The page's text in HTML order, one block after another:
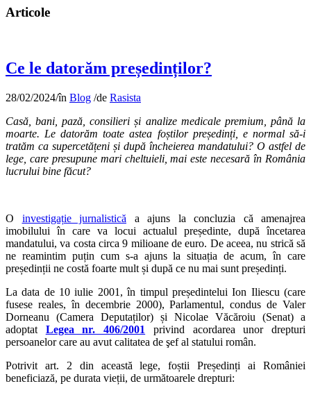
Articole
Ce le datorăm președinților?
28/02/2024/în Blog /de Rasista
Casă, bani, pază, consilieri și analize medicale premium, până la
moarte. Le datorăm toate astea foștilor președinți, e normal să-i
tratăm ca supercetățeni și după încheierea mandatului? O astfel de
lege, care presupune mari cheltuieli, mai este necesară în România
lucrului bine făcut?
O investigație jurnalistică a ajuns la concluzia că amenajrea
imobilului în care va locui actualul președinte, după încetarea
mandatului, va costa circa 9 milioane de euro. De aceea, nu strică să
ne reamintim puțin cum s-a ajuns la situația de acum, în care
președinții ne costă foarte mult și după ce nu mai sunt președinți.
La data de 10 iulie 2001, în timpul președintelui Ion Iliescu (care
fusese reales, în decembrie 2000), Parlamentul, condus de Valer
Dorneanu (Camera Deputaților) și Nicolae Văcăroiu (Senat) a
adoptat Legea nr. 406/2001
privind acordarea unor drepturi
persoanelor care au avut calitatea de şef al statului român.
Potrivit art. 2 din această lege, foștii Președinți ai României
beneficiază, pe durata vieții, de următoarele drepturi: